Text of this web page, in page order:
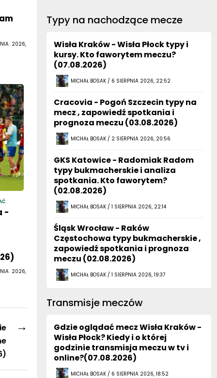
2026,
-
2026,
→
Typy na nachodzące mecze
Wisła Kraków - Wisła Płock typy i
kursy. Kto faworytem meczu?
(07.08.2026)
MICHAŁ BOSAK / 6 SIERPNIA 2026, 22:52
Cracovia - Pogoń Szczecin typy na
mecz , zapowiedź spotkania i
prognoza meczu (03.08.2026)
MICHAŁ BOSAK / 2 SIERPNIA 2026, 20:56
GKS Katowice - Radomiak Radom
typy bukmacherskie i analiza
spotkania. Kto faworytem?
(02.08.2026)
MICHAŁ BOSAK / 1 SIERPNIA 2026, 22:14
Śląsk Wrocław - Raków
Częstochowa typy bukmacherskie ,
zapowiedź spotkania i prognoza
meczu (02.08.2026)
MICHAŁ BOSAK / 1 SIERPNIA 2026, 19:37
Transmisje meczów
Gdzie oglądać mecz Wisła Kraków -
Wisła Płock? Kiedy i o której
godzinie transmisja meczu w tv i
online?(07.08.2026)
MICHAŁ BOSAK / 6 SIERPNIA 2026, 18:52